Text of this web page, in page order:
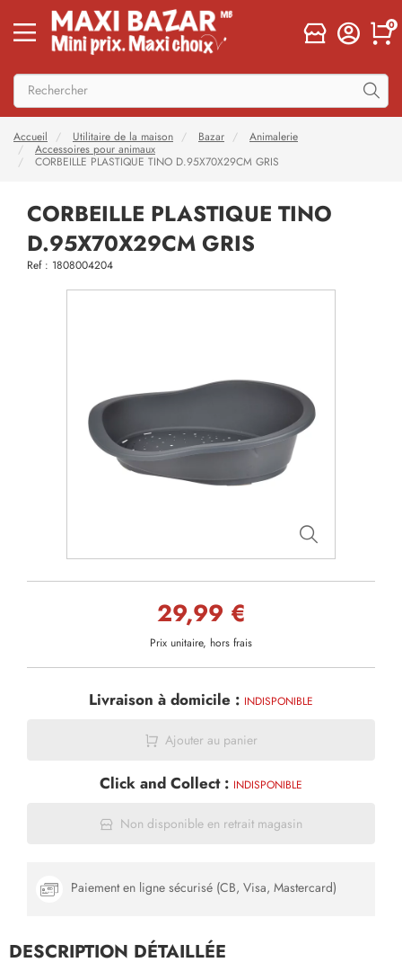
0
Accueil Utilitaire de la maison Bazar
Animalerie
Accessoires pour animaux
CORBEILLE PLASTIQUE TINO D.95X70X29CM GRIS
CORBEILLE PLASTIQUE TINO
D.95X70X29CM GRIS
Ref : 1808004204
29,99 €
Prix unitaire, hors frais
Livraison à domicile : INDISPONIBLE
Ajouter au panier
Click and Collect : INDISPONIBLE
Non disponible en retrait magasin
Paiement en ligne sécurisé (CB, Visa, Mastercard)
DESCRIPTION DÉTAILLÉE